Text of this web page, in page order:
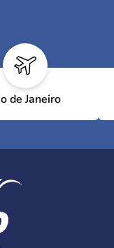
de Janeiro